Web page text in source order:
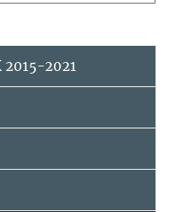
2015-2021